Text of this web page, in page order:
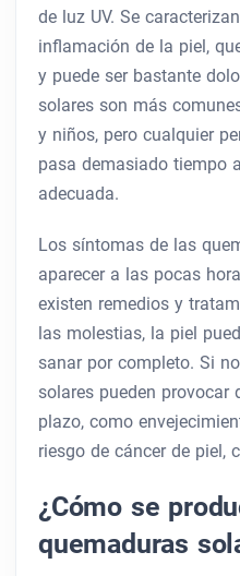
de luz UV. Se
inflamación de la piel,
y puede ser bastante
solares son más
y niños, pero cualquier
pasa demasiado tiempo
adecuada.
Los síntomas de las
aparecer a las pocas
existen remedios y
las molestias, la piel
sanar por completo. Si
solares pueden provocar
plazo, como
riesgo de cáncer de piel,
¿Cómo se
quemaduras